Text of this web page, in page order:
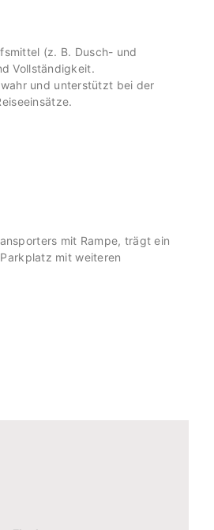
(z. B. Dusch- und
Vollständigkeit.
und unterstützt bei der